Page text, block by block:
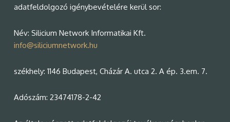
adatfeldolgozó igénybevételére kerül sor:
Név: Silicium Network Informatikai Kft.
info@siliciumnetwork.hu
székhely: 1146 Budapest, Cházár A. utca 2. A ép. 3.em. 7.
Adószám: 23474178-2-42